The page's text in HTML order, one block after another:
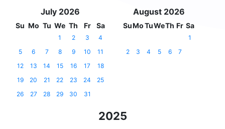
July 2026
Su Mo Tu We Th Fr Sa
1 2 3
4
5
6 7 8 9 10
11
12
13 14 15 16 17
18
19
20 21 22 23 24
25
26
27 28 29 30 31
August 2026
SuMoTuWeTh Fr Sa
1
2
3 4 5 6 7
2025